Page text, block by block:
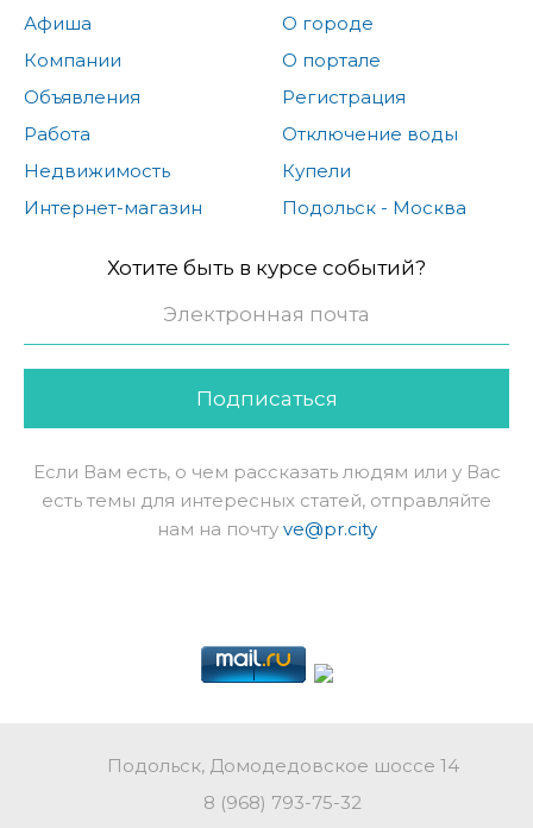
Афиша
Компании
Объявления
Работа
Недвижимость
Интернет-магазин
О городе
О портале
Регистрация
Отключение воды
Купели
Подольск - Москва
Хотите быть в курсе событий?
Подписаться
Если Вам есть, о чем рассказать людям или у Вас
есть темы для интересных статей, отправляйте
нам на почту ve@pr.city
Подольск, Домодедовское шоссе 14
8 (968) 793-75-32